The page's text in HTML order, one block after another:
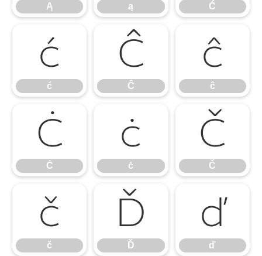
Ą ą Ć
ć
ć
Ĉ
Ĉ
ĉ
ĉ
Ċ
Ċ
ċ
ċ
Č
Č
č
č
Ď
Ď
ď
ď